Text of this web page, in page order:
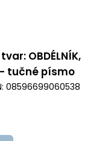
OBDÉLNÍK,
tučné písmo
08596699060538